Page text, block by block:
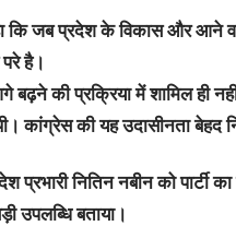
कि जब प्रदेश के विकास और आने
है।
की प्रक्रिया में शामिल ही
कांग्रेस की यह उदासीनता बेहद
नितिन नबीन को पार्टी का
उपलब्धि बताया।